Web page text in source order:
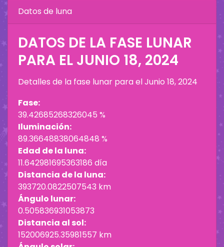
Datos de luna
DATOS DE LA FASE LUNAR
PARA EL JUNIO 18, 2024
Detalles de la fase lunar para elJunio 18, 2024
Fase:
39.42685268326045 %
Iluminación:
89.36648838064848 %
Edad de la luna:
11.642981695363186 día
Distancia de la luna:
393720.0822507543 km
Ángulo lunar:
0.505836931053873
Distancia al sol:
152006925.35981557 km